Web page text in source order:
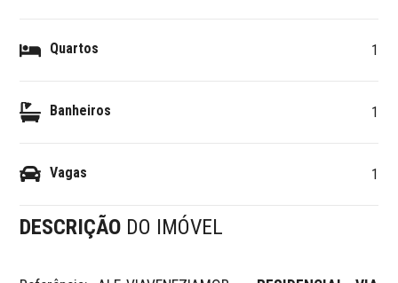
Quartos 1
Banheiros 1
Vagas 1
DESCRIÇÃO DO IMÓVEL